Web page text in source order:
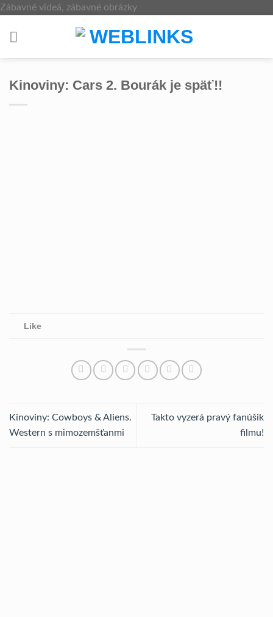
Zábavné videá, zábavné obrázkySkip
content
Kinoviny: Cars 2. Bourák je späť!!
Like
Kinoviny: Cowboys & Aliens.
Western s mimozemšťanmi
Takto vyzerá pravý fanúšik
filmu!